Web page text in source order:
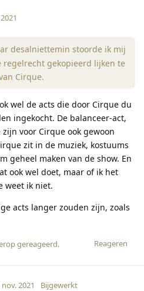
desalniettemin stoorde ik mij
regelrecht gekopieerd lijken te
Cirque.
wel de acts die door Cirque du
ingekocht. De balanceer-act,
voor Cirque ook gewoon
zit in de muziek, kostuums
geheel maken van de show. En
ook wel doet, maar of ik het
weet ik niet.
acts langer zouden zijn, zoals
Reageren
gereageerd.
nov. 2021 Bijgewerkt